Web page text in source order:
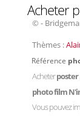
Acheter
© -
Thèmes :
Référence
Acheter
photo film
Vous pouvez